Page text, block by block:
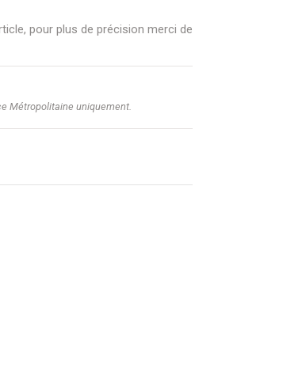
pour plus de précision merci de
Métropolitaine uniquement.